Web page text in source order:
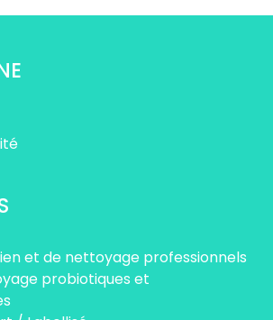
et de nettoyage professionnels
probiotiques et